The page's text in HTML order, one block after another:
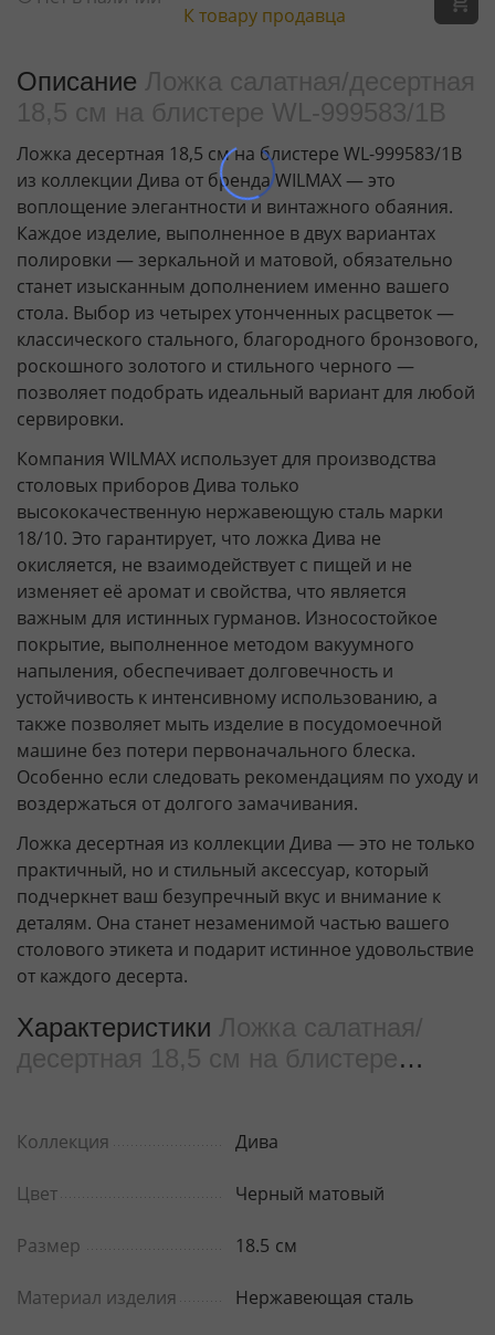
К товару продавца
Описание Ложка салатная/десертная
18,5 см на блистере WL‑999583/1B
Ложка десертная 18,5 см на блистере WL-999583/1B
из коллекции Дива от бренда WILMAX — это
воплощение элегантности и винтажного обаяния.
Каждое изделие, выполненное в двух вариантах
полировки — зеркальной и матовой, обязательно
станет изысканным дополнением именно вашего
стола. Выбор из четырех утонченных расцветок —
классического стального, благородного бронзового,
роскошного золотого и стильного черного —
позволяет подобрать идеальный вариант для любой
сервировки.
Компания WILMAX использует для производства
столовых приборов Дива только
высококачественную нержавеющую сталь марки
18/10. Это гарантирует, что ложка Дива не
окисляется, не взаимодействует с пищей и не
изменяет её аромат и свойства, что является
важным для истинных гурманов. Износостойкое
покрытие, выполненное методом вакуумного
напыления, обеспечивает долговечность и
устойчивость к интенсивному использованию, а
также позволяет мыть изделие в посудомоечной
машине без потери первоначального блеска.
Особенно если следовать рекомендациям по уходу и
воздержаться от долгого замачивания.
Ложка десертная из коллекции Дива — это не только
практичный, но и стильный аксессуар, который
подчеркнет ваш безупречный вкус и внимание к
деталям. Она станет незаменимой частью вашего
столового этикета и подарит истинное удовольствие
от каждого десерта.
Характеристики Ложка салатная/
десертная 18,5 см на блистере
Коллекция Дива
Цвет Черный матовый
Размер 18.5 см
Материал изделия Нержавеющая сталь